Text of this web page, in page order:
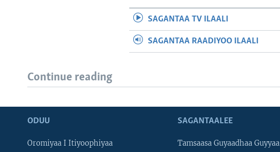
SAGANTAA TV ILAALI
SAGANTAA RAADIYOO ILAALI
Continue reading
ODUU
Oromiyaa I Itiyoophiyaa
SAGANTAALEE
Tamsaasa Guyaadhaa Guyyaa